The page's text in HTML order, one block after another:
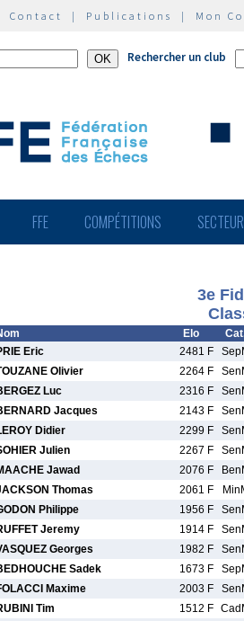
Contact | Publications | Mon
Rechercher un club
FFE COMPÉTITIONS
3e
Elo
Eric 2481 F
Olivier 2264 F
Luc 2316 F
Jacques 2143 F
Didier 2299 F
Julien 2267 F
Jawad 2076 F
Thomas 2061 F
Philippe 1956 F
Jeremy 1914 F
Georges 1982 F
Sadek 1673 F
Maxime 2003 F
Tim 1512 F